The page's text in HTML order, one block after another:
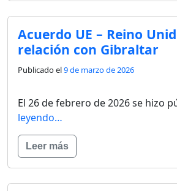
Acuerdo UE – Reino
relación con Gibraltar
Publicado el9 de marzo de 2026
El 26 de febrero de 2026 se hizo
leyendo…
Leer más